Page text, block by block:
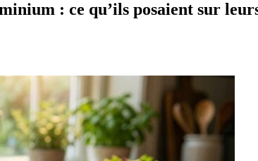
: ce qu’ils posaient sur